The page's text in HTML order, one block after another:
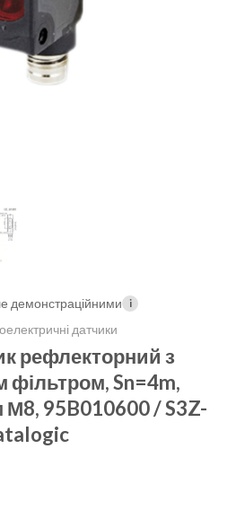
демонстраційними i
датчики
рефлекторний з
фільтром, Sn=4m,
М8, 95B010600 / S3Z-